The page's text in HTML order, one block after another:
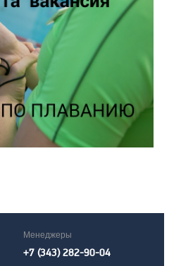
Менеджеры
+7 (343) 282-90-04